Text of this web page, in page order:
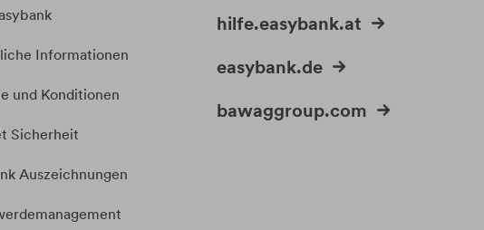
Informationen
und Konditionen
Sicherheit
Auszeichnungen
hilfe.easybank.at
easybank.de
bawaggroup.com